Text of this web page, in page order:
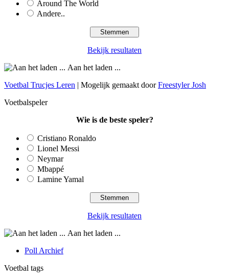
Around The World
Andere..
Bekijk resultaten
Aan het laden ...
Voetbal Trucjes Leren | Mogelijk gemaakt doorFreestyler Josh
Voetbalspeler
Wie is de beste speler?
Cristiano Ronaldo
Lionel Messi
Neymar
Mbappé
Lamine Yamal
Bekijk resultaten
Aan het laden ...
Poll Archief
Voetbal tags